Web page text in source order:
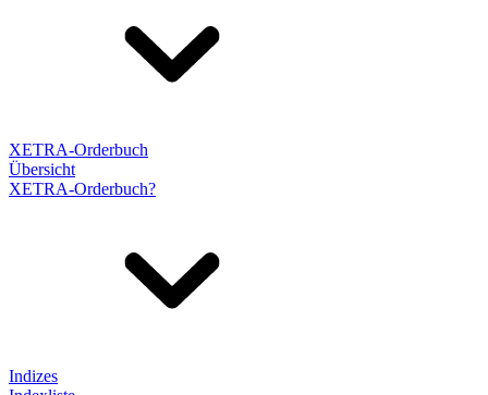
XETRA-Orderbuch
Übersicht
XETRA-Orderbuch?
Indizes